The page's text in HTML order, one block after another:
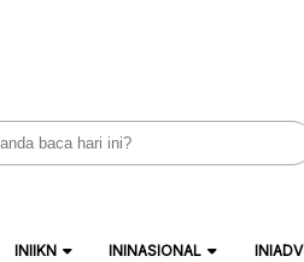
INIIKN ININASIONAL INIADV